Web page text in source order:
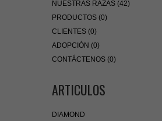
NUESTRAS RAZAS (42)
PRODUCTOS (0)
CLIENTES (0)
ADOPCIÓN (0)
CONTÁCTENOS (0)
ARTICULOS
DIAMOND